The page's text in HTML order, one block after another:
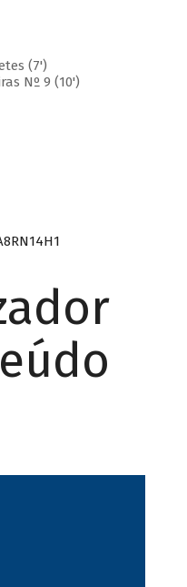
(7')
Nº 9 (10')